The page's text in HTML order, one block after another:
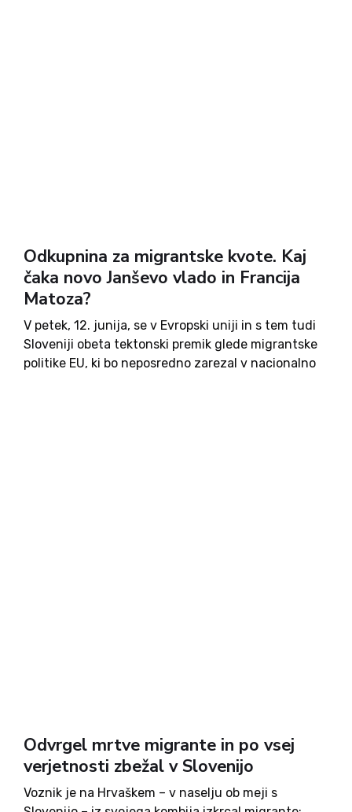
Odkupnina za migrantske kvote. Kaj
čaka novo Janševo vlado in Francija
Matoza?
V petek, 12. junija, se v Evropski uniji in s tem tudi
Sloveniji obeta tektonski premik glede migrantske
politike EU, ki bo neposredno zarezal v nacionalno
Odvrgel mrtve migrante in po vsej
verjetnosti zbežal v Slovenijo
Voznik je na Hrvaškem – v naselju ob meji s